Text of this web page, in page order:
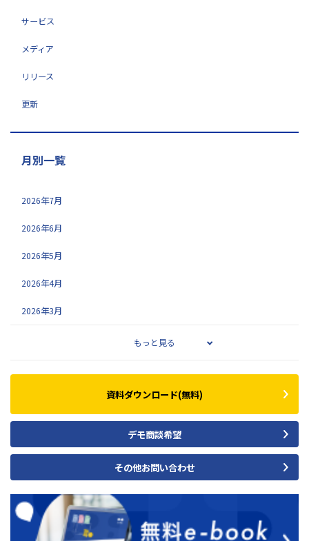
サービス
メディア
リリース
更新
月別一覧
2026年7月
2026年6月
2026年5月
2026年4月
2026年3月
もっと見る
資料ダウンロード(無料)
デモ商談希望
その他お問い合わせ